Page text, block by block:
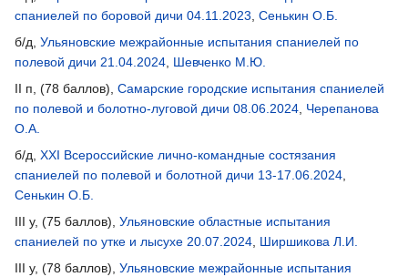
спаниелей по боровой дичи 04.11.2023 Сенькин О.Б.
б/д, Ульяновские межрайонные испытания спаниелей по
полевой дичи 21.04.2024 Шевченко М.Ю.
II п, (78 баллов), Самарские городские испытания спаниелей
по полевой и болотно-луговой дичи 08.06.2024 Черепанова
О.А.
б/д, XXI Всероссийские лично-командные состязания
спаниелей по полевой и болотной дичи 13-17.06.2024
Сенькин О.Б.
III у, (75 баллов), Ульяновские областные испытания
спаниелей по утке и лысухе 20.07.2024 Ширшикова Л.И.
III у, (78 баллов), Ульяновские межрайонные испытания